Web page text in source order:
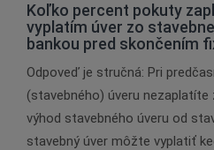
Koľko percent pokuty
vyplatím úver zo
bankou pred skončením
Odpoveď je stručná: Pri
(stavebného) úveru
výhod stavebného úveru od
stavebný úver môžte vyplatiť